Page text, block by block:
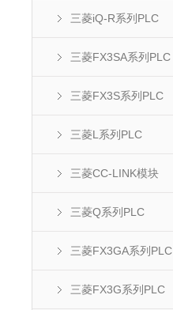
三菱iQ-R系列PLC
三菱FX3SA系列PLC
三菱FX3S系列PLC
三菱L系列PLC
三菱CC-LINK模块
三菱Q系列PLC
三菱FX3GA系列PLC
三菱FX3G系列PLC